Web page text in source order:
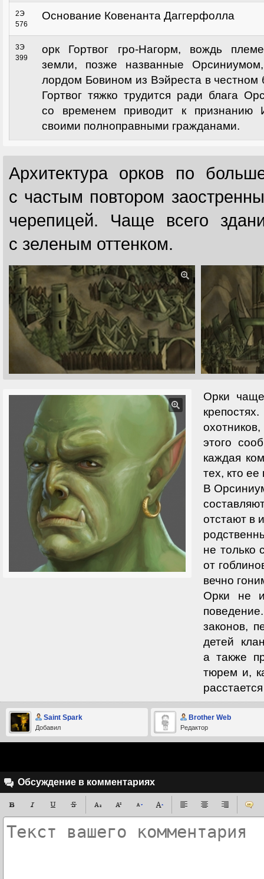
2Э
576
Основание Ковенанта Даггерфолла
3Э
399
орк Гортвог гро-Нагорм, вождь
земли, позже названные
лордом Бовином из Вэйреста в
Гортвог тяжко трудится ради блага
со временем приводит к признанию
своими полноправными гражданами.
Архитектура орков по
с частым повтором
черепицей. Чаще всего
с зеленым оттенком.
Орки
этого
каждая
тех, кто
В
отстают в
не только
от
вечно
Орки не
законов,
детей
а также
тюрем и,
Saint Spark
Добавил
Brother Web
Редактор
Обсуждение в комментариях